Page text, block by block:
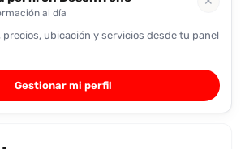
al día
ubicación y servicios desde tu panel
Gestionar mi perfil